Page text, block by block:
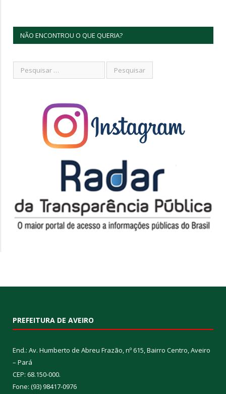
NÃO ENCONTROU O QUE QUERIA?
PREFEITURA DE AVEIRO
End.: Av. Humberto de Abreu Frazão, nº 615, Bairro Centro, Aveiro
– Pará
CEP: 68.150-000.
Fone: (93) 98417-0976